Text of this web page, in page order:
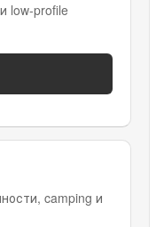
low-profile
camping и